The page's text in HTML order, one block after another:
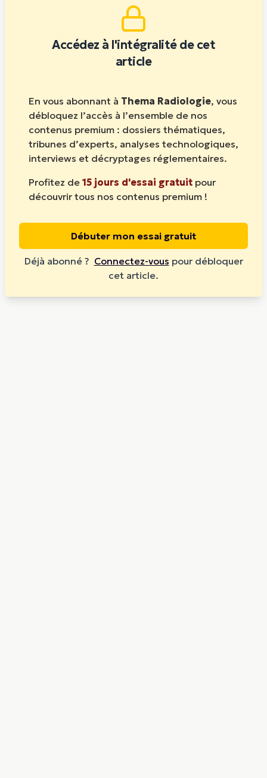
Accédez à l'intégralité de cet
article
En vous abonnant à Thema Radiologie, vous
débloquez l’accès à l’ensemble de nos
contenus premium : dossiers thématiques,
tribunes d’experts, analyses technologiques,
interviews et décryptages réglementaires.
Profitez de 15 jours d'essai gratuit pour
découvrir tous nos contenus premium !
Débuter mon essai gratuit
Déjà abonné ? Connectez-vous pour débloquer
cet article.